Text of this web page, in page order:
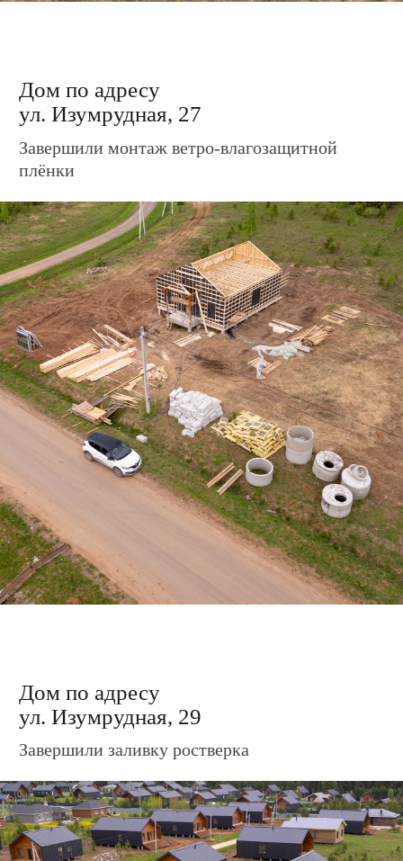
Завершили обрешётку каркаса и кровли
Дом по адресу
ул. Изумрудная, 33
Завершили обрешётку каркаса и кровли
Дом по адресу
ул. Изумрудная, 35